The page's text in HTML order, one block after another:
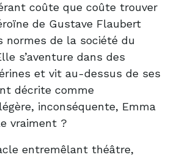
coûte que coûte trouver
de Gustave Flaubert
normes de la société du
s’aventure dans des
et vit au-dessus de ses
décrite comme
inconséquente, Emma
vraiment ?
entremêlant théâtre,